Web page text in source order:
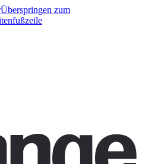
Überspringen zum